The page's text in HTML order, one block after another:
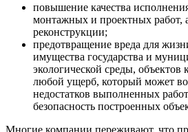
повышение качества
монтажных и проектных работ,
реконструкции;
предотвращение вреда для
имущества государства и
экологической среды, объектов
любой ущерб, который может
недостатков выполненных
безопасность построенных
Многие компании переживают, что